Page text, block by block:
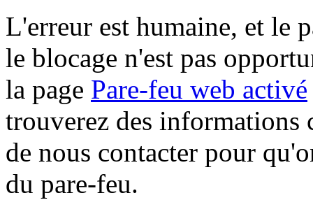
L'erreur est humaine, et le
le blocage n'est pas
la page Pare-feu web activé
trouverez des informations
de nous contacter pour
du pare-feu.